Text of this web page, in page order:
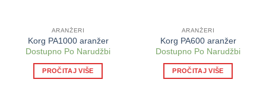
ARANŽERI
Korg PA1000 aranžer
Dostupno Po Narudžbi
PROČITAJ VIŠE
ARANŽERI
Korg PA600 aranžer
Dostupno Po Narudžbi
PROČITAJ VIŠE